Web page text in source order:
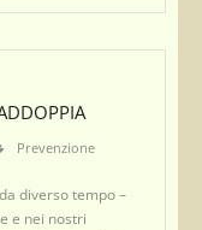
Prevenzione
diverso tempo –
e nei nostri